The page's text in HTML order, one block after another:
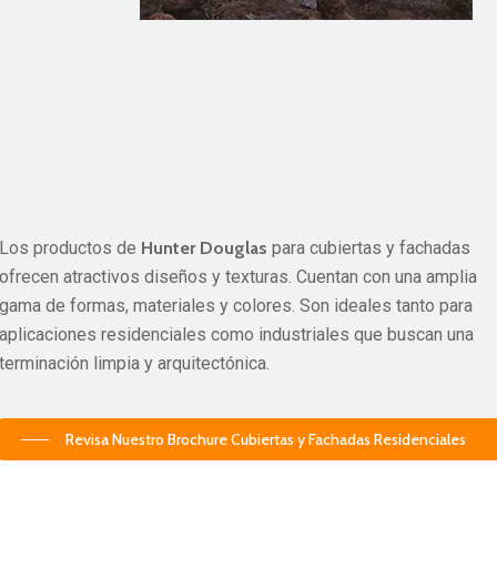
Los productos de Hunter Douglas para cubiertas y fachadas
ofrecen atractivos diseños y texturas. Cuentan con una amplia
gama de formas, materiales y colores. Son ideales tanto para
aplicaciones residenciales como industriales que buscan una
terminación limpia y arquitectónica.
Revisa Nuestro Brochure Cubiertas y Fachadas Residenciales